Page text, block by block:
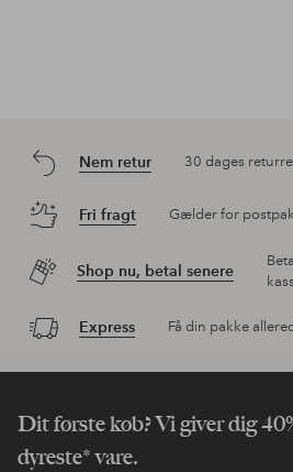
Nem retur 30 dages
Fri fragt Gælder for
Shop nu, betal senere
Express Få din pakke
Dit første køb? Vi giver dig
dyreste* vare.